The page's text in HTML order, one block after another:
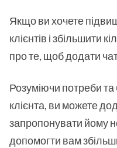
Якщо ви хочете
клієнтів і збільшити
про те, щоб додати
Розуміючи потреби
клієнта, ви можете
запропонувати йому
допомогти вам